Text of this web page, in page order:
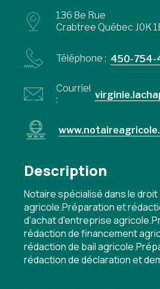
136 8e Rue
Crabtree Québec J0K
Téléphone : 450-754-
Courriel
:
Description
Notaire spécialisé dans le droit
agricole.Préparation et
d'achat d'entreprise
rédaction de financement
rédaction de bail
rédaction de déclaration et